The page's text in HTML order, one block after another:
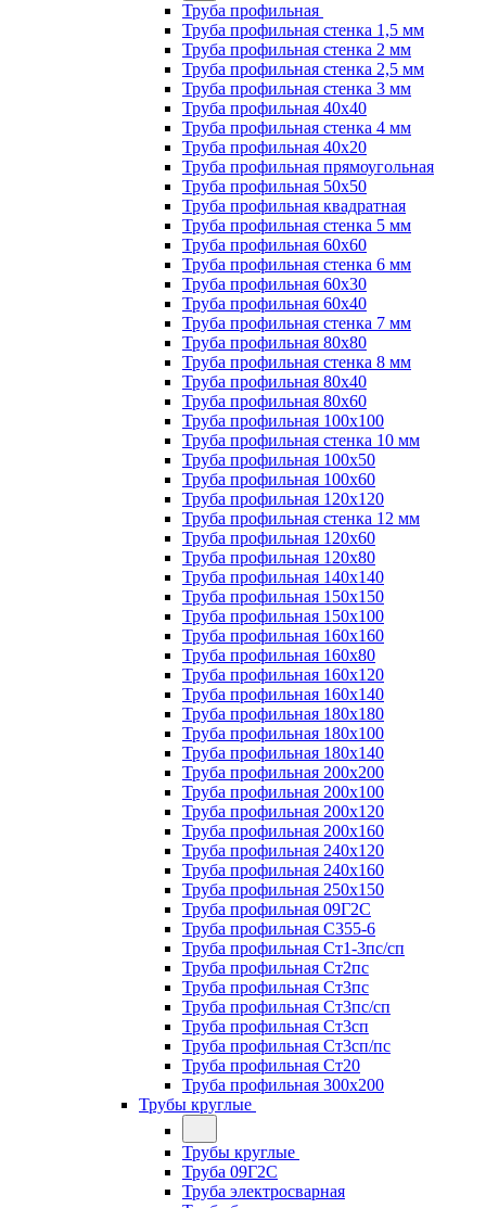
Труба профильная
Труба профильная стенка 1,5 мм
Труба профильная стенка 2 мм
Труба профильная стенка 2,5 мм
Труба профильная стенка 3 мм
Труба профильная 40х40
Труба профильная стенка 4 мм
Труба профильная 40х20
Труба профильная прямоугольная
Труба профильная 50х50
Труба профильная квадратная
Труба профильная стенка 5 мм
Труба профильная 60х60
Труба профильная стенка 6 мм
Труба профильная 60х30
Труба профильная 60х40
Труба профильная стенка 7 мм
Труба профильная 80х80
Труба профильная стенка 8 мм
Труба профильная 80х40
Труба профильная 80х60
Труба профильная 100х100
Труба профильная стенка 10 мм
Труба профильная 100х50
Труба профильная 100х60
Труба профильная 120х120
Труба профильная стенка 12 мм
Труба профильная 120х60
Труба профильная 120х80
Труба профильная 140х140
Труба профильная 150х150
Труба профильная 150х100
Труба профильная 160х160
Труба профильная 160х80
Труба профильная 160х120
Труба профильная 160х140
Труба профильная 180х180
Труба профильная 180х100
Труба профильная 180х140
Труба профильная 200х200
Труба профильная 200х100
Труба профильная 200х120
Труба профильная 200х160
Труба профильная 240х120
Труба профильная 240х160
Труба профильная 250х150
Труба профильная 09Г2С
Труба профильная С355-6
Труба профильная Ст1-3пс/сп
Труба профильная Ст2пс
Труба профильная Ст3пс
Труба профильная Ст3пс/сп
Труба профильная Ст3сп
Труба профильная Ст3сп/пс
Труба профильная Ст20
Труба профильная 300х200
Трубы круглые
Трубы круглые
Труба 09Г2С
Труба электросварная